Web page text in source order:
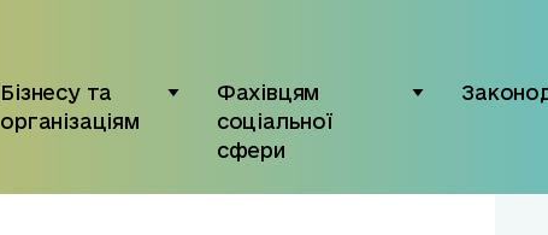
Бізнесу та
організаціям
Фахівцям
соціальної
сфери